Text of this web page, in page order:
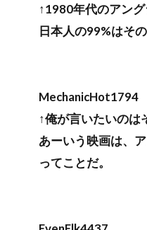
↑1980年代のアング
日本人の99%はそ
MechanicHot1794
↑俺が言いたいのは
あーいう映画は、
ってことだ。